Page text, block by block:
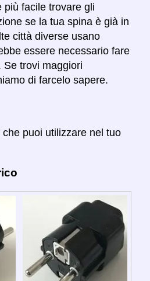
più facile trovare gli
se la tua spina è già in
città diverse usano
essere necessario fare
Se trovi maggiori
di farcelo sapere.
puoi utilizzare nel tuo